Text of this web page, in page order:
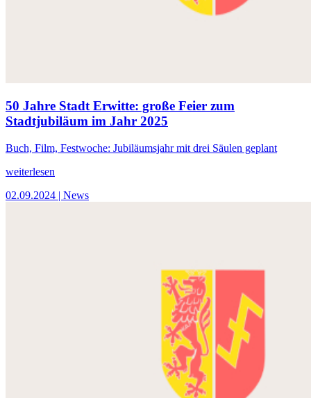
50 Jahre Stadt Erwitte: große Feier zum
Stadtjubiläum im Jahr 2025
Buch, Film, Festwoche: Jubiläumsjahr mit drei Säulen geplant
weiterlesen
02.09.2024 | News